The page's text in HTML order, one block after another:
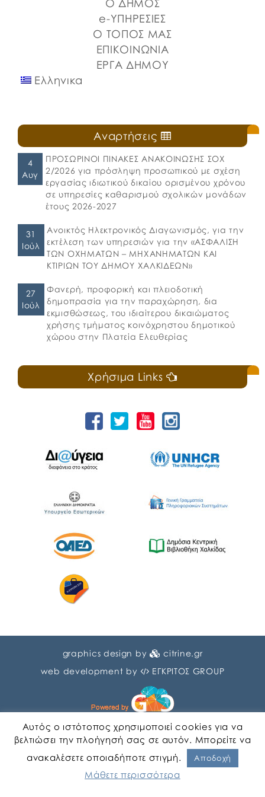
Ο ΔΗΜΟΣ
e-ΥΠΗΡΕΣΙΕΣ
Ο ΤΟΠΟΣ ΜΑΣ
ΕΠΙΚΟΙΝΩΝΙΑ
ΕΡΓΑ ΔΗΜΟΥ
Ελληνικα
Αναρτήσεις
4
Αυγ
ΠΡΟΣΩΡΙΝΟΙ ΠΙΝΑΚΕΣ ΑΝΑΚΟΙΝΩΣΗΣ ΣΟΧ
2/2026 για πρόσληψη προσωπικού με σχέση
εργασίας ιδιωτικού δικαίου ορισμένου χρόνου
σε υπηρεσίες καθαρισμού σχολικών μονάδων
έτους 2026-2027
31
Ιούλ
Ανοικτός Ηλεκτρονικός Διαγωνισμός, για την
εκτέλεση των υπηρεσιών για την «ΑΣΦΑΛΙΣΗ
ΤΩΝ ΟΧΗΜΑΤΩΝ – ΜΗΧΑΝΗΜΑΤΩΝ ΚΑΙ
ΚΤΙΡΙΩΝ ΤΟΥ ΔΗΜΟΥ ΧΑΛΚΙΔΕΩΝ»
27
Ιούλ
Φανερή, προφορική και πλειοδοτική
δημοπρασία για την παραχώρηση, δια
εκμισθώσεως, του ιδιαίτερου δικαιώματος
χρήσης τμήματος κοινόχρηστου δημοτικού
χώρου στην Πλατεία Ελευθερίας
Χρήσιμα Links
graphics design by
citrine.gr
web development by
ΕΓΚΡΙΤΟΣ GROUP
Αυτός ο ιστότοπος χρησιμοποιεί cookies για να
βελτιώσει την πλοήγησή σας σε αυτόν. Μπορείτε να
ανακαλέσετε οποιαδήποτε στιγμή.
Αποδοχή
Μάθετε περισσότερα
Αγγλικα Ελληνικα